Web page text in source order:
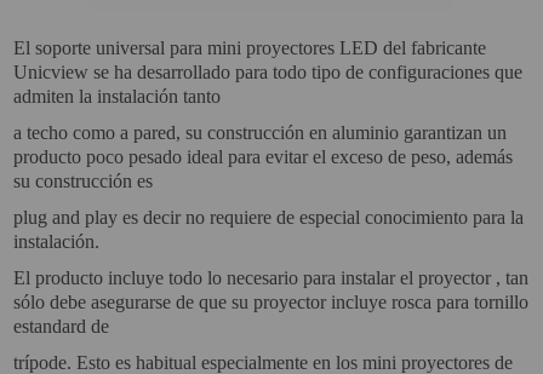
Elsoporte universal para mini proyectores LEDdel fabricante
Unicview se ha desarrollado para todo tipo de configuraciones que
admiten la instalación tanto
a techo como a pared, su construcción en aluminio garantizan un
producto poco pesado ideal para evitar el exceso de peso, además
su construcción es
plug and play es decirno requiere de especial conocimiento para la
instalación.
El producto incluye todo lo necesario para instalar el proyector , tan
sólo debe asegurarse de que su proyector incluye rosca para tornillo
estandard de
trípode. Esto es habitual especialmente en los mini proyectores de